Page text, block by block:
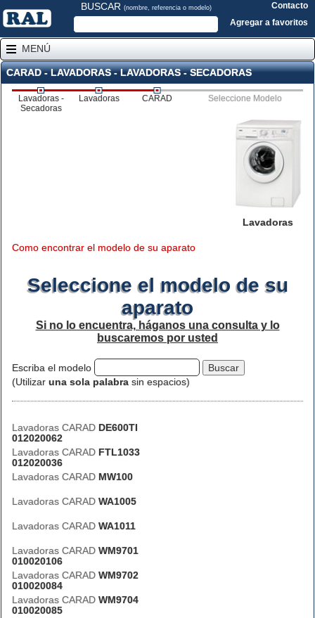
BUSCAR (nombre, referencia o modelo)
Contacto
Agregar a favoritos
MENÚ
CARAD - LAVADORAS - LAVADORAS - SECADORAS
Lavadoras -
Secadoras
Lavadoras CARAD Seleccione Modelo
Lavadoras
Como encontrar el modelo de su aparato
Seleccione el modelo de su
aparato
Si no lo encuentra, háganos una consulta y lo
buscaremos por usted
Escriba el modelo
(Utilizar una sola palabra sin espacios)
Lavadoras CARAD DE600TI
012020062
Lavadoras CARAD FTL1033
012020036
Lavadoras CARAD MW100
Lavadoras CARAD WA1005
Lavadoras CARAD WA1011
Lavadoras CARAD WM9701
010020106
Lavadoras CARAD WM9702
010020084
Lavadoras CARAD WM9704
010020085